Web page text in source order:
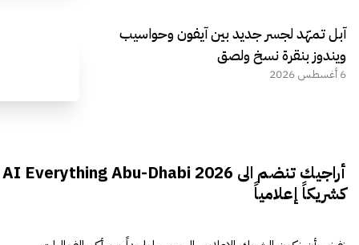
آبل تمهّد لجسر جديد بين آيفون وحواسيب
ويندوز بنقرة نسخ ولصق
6 أغسطس 2026
أراجيك تنضم الى AI Everything Abu-Dhabi 2026
كشريكاً إعلامياً